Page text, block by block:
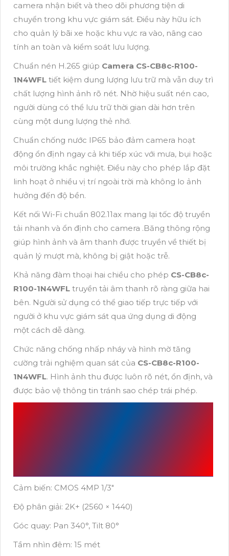
camera nhận biết và theo dõi phương tiện di
chuyển trong khu vực giám sát. Điều này hữu ích
cho quản lý bãi xe hoặc khu vực ra vào, nâng cao
tính an toàn và kiểm soát lưu lượng.
Chuẩn nén H.265 giúp Camera CS-CB8c-R100-
1N4WFL tiết kiệm dung lượng lưu trữ mà vẫn duy trì
chất lượng hình ảnh rõ nét. Nhờ hiệu suất nén cao,
người dùng có thể lưu trữ thời gian dài hơn trên
cùng một dung lượng thẻ nhớ.
Chuẩn chống nước IP65 bảo đảm camera hoạt
động ổn định ngay cả khi tiếp xúc với mưa, bụi hoặc
môi trường khắc nghiệt. Điều này cho phép lắp đặt
linh hoạt ở nhiều vị trí ngoài trời mà không lo ảnh
hưởng đến độ bền.
Kết nối Wi-Fi chuẩn 802.11ax mang lại tốc độ truyền
tải nhanh và ổn định cho camera .Băng thông rộng
giúp hình ảnh và âm thanh được truyền về thiết bị
quản lý mượt mà, không bị giật hoặc trễ.
Khả năng đàm thoại hai chiều cho phép CS-CB8c-
R100-1N4WFL truyền tải âm thanh rõ ràng giữa hai
bên. Người sử dụng có thể giao tiếp trực tiếp với
người ở khu vực giám sát qua ứng dụng di động
một cách dễ dàng.
Chức năng chống nhấp nháy và hình mờ tăng
cường trải nghiệm quan sát của CS-CB8c-R100-
1N4WFL. Hình ảnh thu được luôn rõ nét, ổn định, và
được bảo vệ thông tin tránh sao chép trái phép.
Cảm biến: CMOS 4MP 1/3"
Độ phân giải: 2K+ (2560 × 1440)
Góc quay: Pan 340°, Tilt 80°
Tầm nhìn đêm: 15 mét